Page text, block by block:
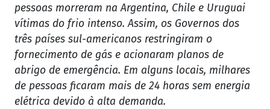
pessoas morreram na Argentina, Chile e Uruguai
vítimas do frio intenso. Assim, os Governos dos
três países sul-americanos restringiram o
fornecimento de gás e acionaram planos de
abrigo de emergência. Em alguns locais, milhares
de pessoas ficaram mais de 24 horas sem energia
elétrica devido à alta demanda.